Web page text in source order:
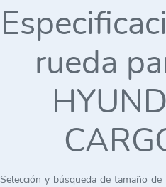
rueda
Selección y búsqueda de tamaño